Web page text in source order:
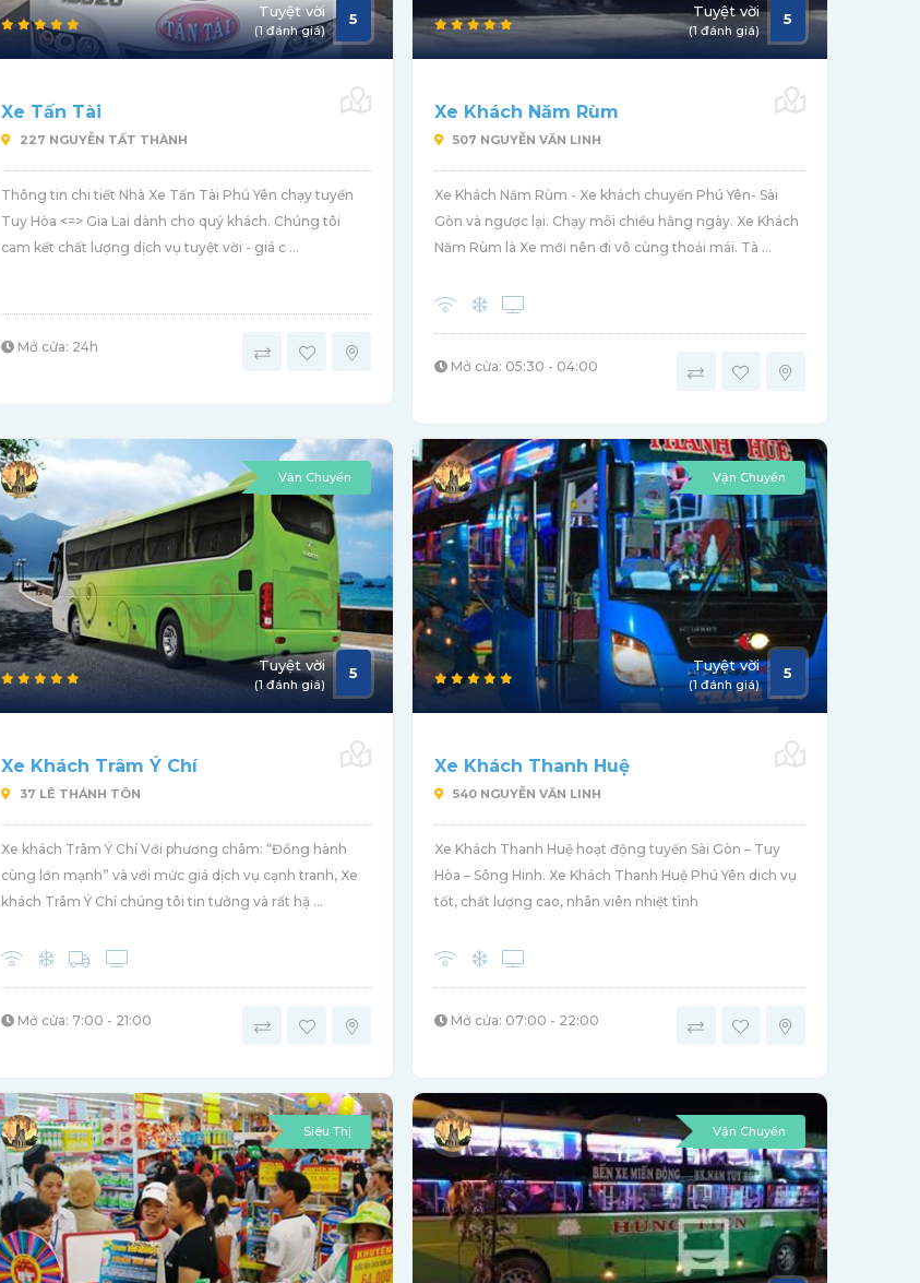
Tuyệt vời
(1 đánh giá)
5
Xe Tấn Tài
227 NGUYỄN TẤT THÀNH
Thông tin chi tiết Nhà Xe Tấn Tài Phú Yên chạy tuyến
Tuy Hòa <=> Gia Lai dành cho quý khách. Chúng tôi
cam kết chất lượng dịch vụ tuyệt vời - giá c ...
Mở cửa: 24h
Tuyệt vời
(1 đánh giá)
5
Xe Khách Năm Rùm
507 NGUYỄN VĂN LINH
Xe Khách Năm Rùm - Xe khách chuyến Phú Yên- Sài
Gòn và ngược lại. Chạy mỗi chiều hằng ngày. Xe Khách
Năm Rùm là Xe mới nên đi vô cùng thoải mái. Tà ...
Mở cửa: 05:30 - 04:00
Vận Chuyển
Tuyệt vời
(1 đánh giá)
5
Xe Khách Trâm Ý Chí
37 LÊ THÁNH TÔN
Xe khách Trâm Ý Chí Với phương châm: “Đồng hành
cùng lớn mạnh” và với mức giá dịch vụ cạnh tranh, Xe
khách Trâm Ý Chí chúng tôi tin tưởng và rất hậ ...
Mở cửa: 7:00 - 21:00
Vận Chuyển
Tuyệt vời
(1 đánh giá)
5
Xe Khách Thanh Huệ
540 NGUYỄN VĂN LINH
Xe Khách Thanh Huệ hoạt động tuyến Sài Gòn – Tuy
Hòa – Sông Hinh. Xe Khách Thanh Huệ Phú Yên dich vụ
tốt, chất lượng cao, nhân viên nhiệt tình
Mở cửa: 07:00 - 22:00
Siêu Thị Vận Chuyển